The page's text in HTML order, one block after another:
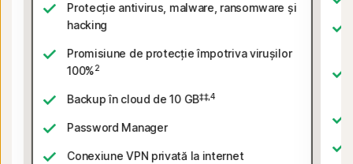
Protecție antivirus, malware, ransomware și
hacking
Promisiune de protecție împotriva virușilor
100%2
Backup în cloud de 10 GB‡‡,4
Password Manager
Conexiune VPN privată la internet